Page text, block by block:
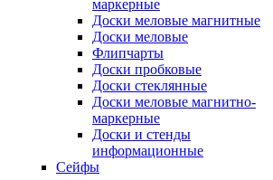
маркерные
Доски меловые магнитные
Доски меловые
Флипчарты
Доски пробковые
Доски стеклянные
Доски меловые магнитно-
маркерные
Доски и стенды
информационные
Сейфы